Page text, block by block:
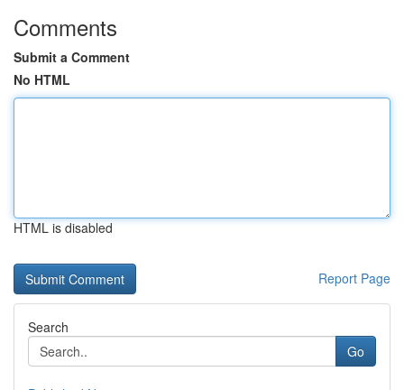
Comments
Submit a Comment
No HTML
HTML is disabled
Report Page
Search
Go